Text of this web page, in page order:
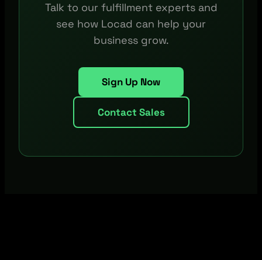
Talk to our fulfillment experts and
see how Locad can help your
business grow.
Sign Up Now
Contact Sales